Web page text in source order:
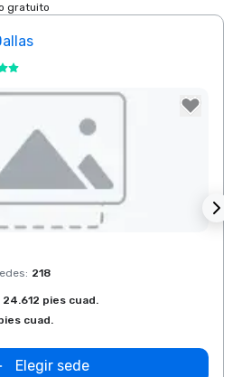
gratuito
: 218
24.612 pies cuad.
cuad.
Elegir sede